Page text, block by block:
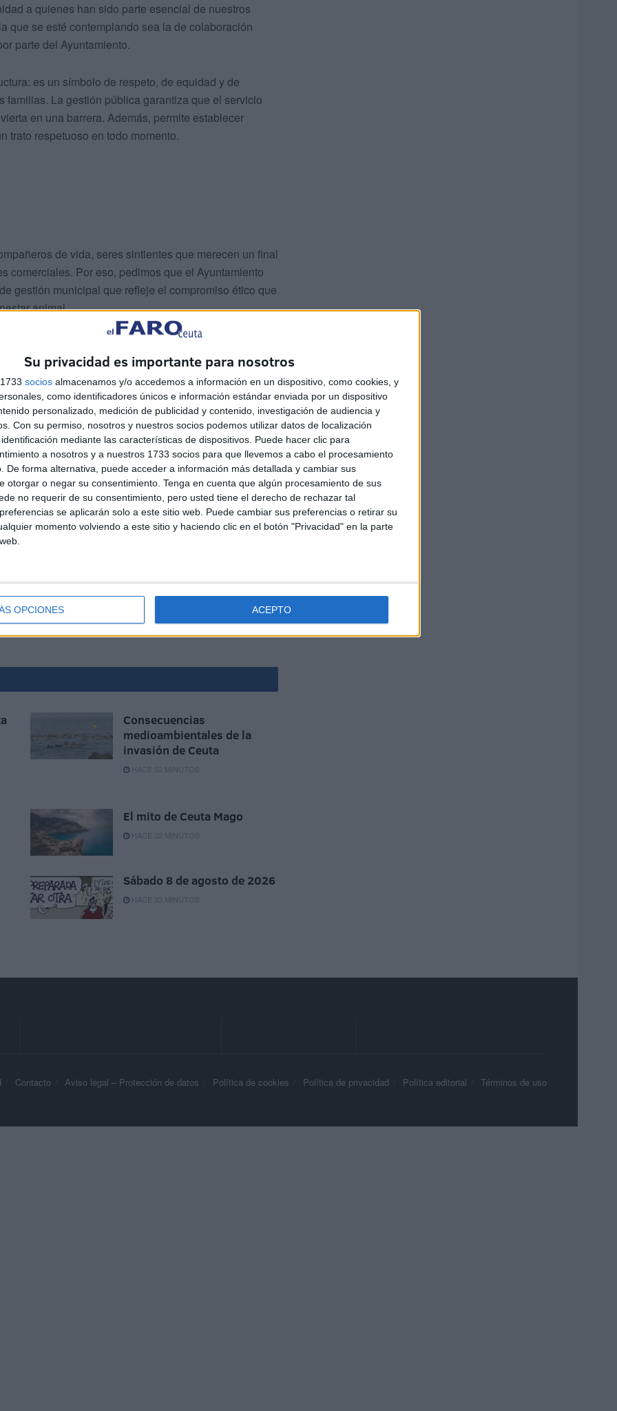
Su privacidad es importante para nosotros
socios almacenamos y/o accedemos a información en un dispositivo, como cookies, y
como identificadores únicos e información estándar enviada por un dispositivo
personalizado, medición de publicidad y contenido, investigación de audiencia y
Con su permiso, nosotros y nuestros socios podemos utilizar datos de localización
mediante las características de dispositivos. Puede hacer clic para
a nosotros y a nuestros 1733 socios para que llevemos a cabo el procesamiento
De forma alternativa, puede acceder a información más detallada y cambiar sus
otorgar o negar su consentimiento. Tenga en cuenta que algún procesamiento de sus
no requerir de su consentimiento, pero usted tiene el derecho de rechazar tal
se aplicarán solo a este sitio web. Puede cambiar sus preferencias o retirar su
momento volviendo a este sitio y haciendo clic en el botón "Privacidad" en la parte
OPCIONES ACEPTO
a quienes han sido parte esencial de nuestros
que se esté contemplando sea la de colaboración
parte del Ayuntamiento.
es un símbolo de respeto, de equidad y de
La gestión pública garantiza que el servicio
en una barrera. Además, permite establecer
trato respetuoso en todo momento.
de vida, seres sintientes que merecen un final
comerciales. Por eso, pedimos que el Ayuntamiento
gestión municipal que refleje el compromiso ético que
animal.
y a la reflexión. Estamos dispuestos a
que esté a la altura del cariño que Ceuta profesa
Consecuencias
medioambientales de la
invasión de Ceuta
HACE 32 MINUTOS
El mito de Ceuta Mago
HACE 32 MINUTOS
Sábado 8 de agosto de 2026
HACE 33 MINUTOS
Contacto Aviso legal – Protección de datos Política de cookies Política de privacidad Política editorial Términos de uso